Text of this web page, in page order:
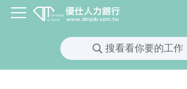
搜看看你要的工作